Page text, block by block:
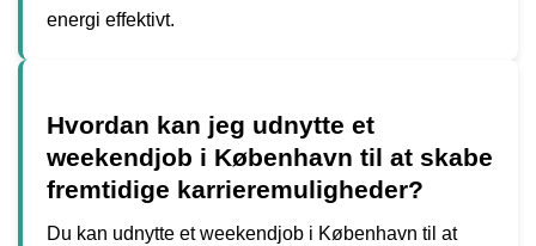
energi effektivt.
Hvordan kan jeg udnytte et
weekendjob i København til at skabe
fremtidige karrieremuligheder?
Du kan udnytte et weekendjob i København til at